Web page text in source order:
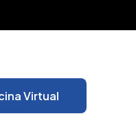
Virtual